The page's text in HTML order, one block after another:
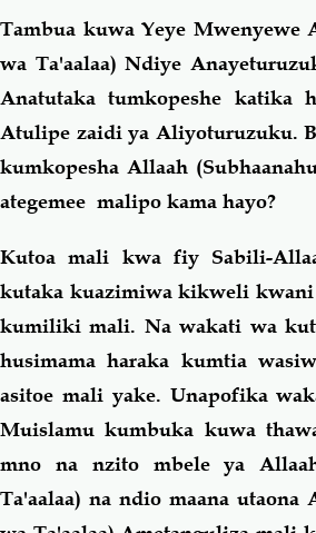
Tambua kuwa Yeye Mwenyewe
wa Ta'aalaa) Ndiye
Anatutaka tumkopeshe katika
Atulipe zaidi ya Aliyoturuzuku.
kumkopesha Allaah
ategemee malipo kama hayo?
Kutoa mali kwa fiy Sabili-
kutaka kuazimiwa kikweli kwani
kumiliki mali. Na wakati wa
husimama haraka kumtia
asitoe mali yake. Unapofika
Muislamu kumbuka kuwa
mno na nzito mbele ya
Ta'aalaa) na ndio maana utaona